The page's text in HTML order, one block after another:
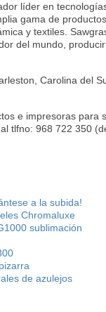
líder en
gama de
y textiles.
del mundo,
Carolina del
e impresoras para
tlfno: 968 722 350
a la subida!
Chromaluxe
sublimación
de azulejos